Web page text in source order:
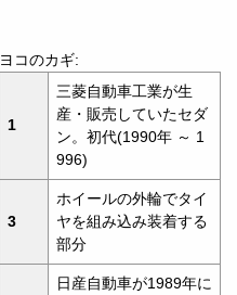
ヨコのカギ:
1
三菱自動車工業が生
産・販売していたセダ
ン。初代(1990年 ～ 1
996)
3
ホイールの外輪でタイ
ヤを組み込み装着する
部分
日産自動車が1989年に